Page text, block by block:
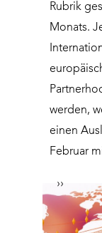
Rubrik
Monats.
werden,
einen
Februar
››